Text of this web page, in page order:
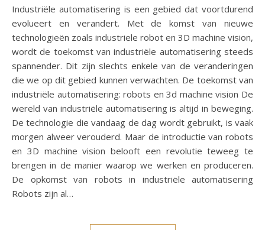
Industriële automatisering is een gebied dat voortdurend
evolueert en verandert. Met de komst van nieuwe
technologieën zoals industriele robot en 3D machine vision,
wordt de toekomst van industriële automatisering steeds
spannender. Dit zijn slechts enkele van de veranderingen
die we op dit gebied kunnen verwachten. De toekomst van
industriële automatisering: robots en 3d machine vision De
wereld van industriële automatisering is altijd in beweging.
De technologie die vandaag de dag wordt gebruikt, is vaak
morgen alweer verouderd. Maar de introductie van robots
en 3D machine vision belooft een revolutie teweeg te
brengen in de manier waarop we werken en produceren.
De opkomst van robots in industriële automatisering
Robots zijn al…